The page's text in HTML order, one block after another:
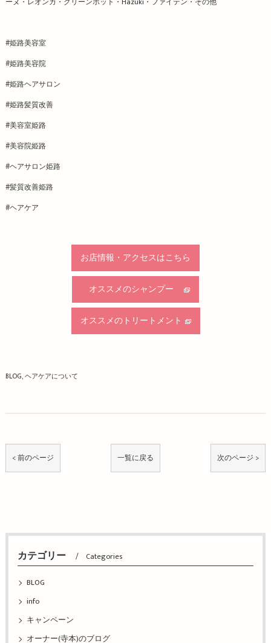
#姫路美容室
#姫路美容院
#姫路ヘアサロン
#姫路髪質改善
#美容室姫路
#美容院姫路
#ヘアサロン姫路
#髪質改善姫路
#ヘアケア
お店情報・アクセスはこちら
オススメのシャンプー
オススメのトリートメント
BLOG ヘアケアについて
< 前のページ 一覧に戻る 次のページ >
カテゴリー Categories
BLOG
info
キャンペーン
オーナー(寺本)のブログ